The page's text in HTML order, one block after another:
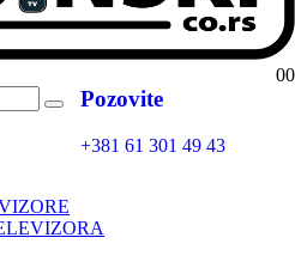
Pozovite
+381 61 301 49 43
00